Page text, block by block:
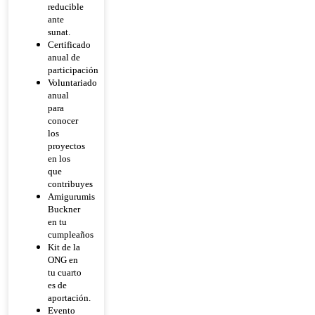
reducible
ante
sunat.
Certificado
anual de
participación
Voluntariado
anual
para
conocer
los
proyectos
en los
que
contribuyes
Amigurumis
Buckner
en tu
cumpleaños
Kit de la
ONG en
tu cuarto
es de
aportación.
Evento